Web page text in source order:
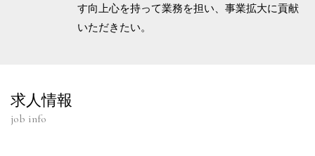
す向上心を持って業務を担い、事業拡大に貢献
いただきたい。
求人情報
job info